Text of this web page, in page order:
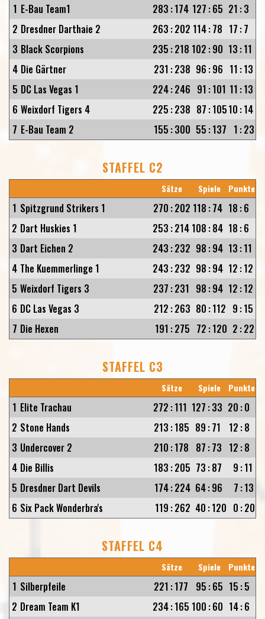
1 E-Bau Team1 283 :174 127 :65 21 :3
2 Dresdner Darthaie 2 263 :202 114:78 17 :7
3 Black Scorpions 235 :218 102 :90 13 :11
4 Die Gärtner 231 :238 96 :96 11 :13
5 DC Las Vegas 1 224:246 91 :101 11 :13
6 Weixdorf Tigers 4 225 :238 87 :10510 :14
7 E-Bau Team 2 155 :300 55 :137 1 :23
STAFFEL C2
Sätze Spiele Punkte
1 Spitzgrund Strikers 1 270 :202 118 :74 18 :6
2 Dart Huskies 1 253 :214 108 :84 18 :6
3 Dart Eichen 2 243 :232 98 :94 13 :11
4 The Kuemmerlinge 1 243 :232 98 :94 12 :12
5 Weixdorf Tigers 3 237 :231 98 :94 12 :12
6 DC Las Vegas 3 212 :263 80 :112 9 :15
7 Die Hexen 191 :275 72 :120 2 :22
STAFFEL C3
Sätze Spiele Punkte
1 Elite Trachau 272 :111 127 :33 20 :0
2 Stone Hands 213 :185 89 :71 12 :8
3 Undercover 2 210 :178 87 :73 12 :8
4 Die Billis 183 :205 73 :87 9 :11
5 Dresdner Dart Devils 174:224 64:96 7 :13
6 Six Pack Wonderbra's 119 :262 40 :120 0 :20
STAFFEL C4
Sätze Spiele Punkte
1 Silberpfeile 221 :177 95 :65 15 :5
2 Dream Team K1 234:165 100 :60 14:6